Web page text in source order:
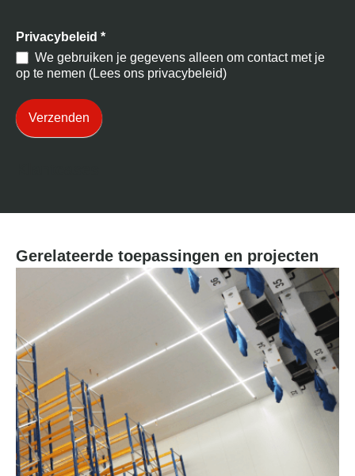
Privacybeleid *
We gebruiken je gegevens alleen om contact met je
op te nemen (Lees ons privacybeleid)
Verzenden
Gerelateerde toepassingen en projecten